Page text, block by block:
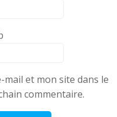
et mon site dans le
commentaire.